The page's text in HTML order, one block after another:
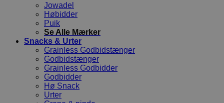
Jowadel
Høbidder
Puik
Se Alle Mærker
Snacks & Urter
Grainless Godbidstænger
Godbidstænger
Grainless Godbidder
Godbidder
Hø Snack
Urter